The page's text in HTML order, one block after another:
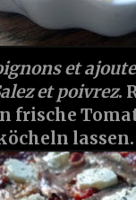
et
et poivrez.
frische
lassen.